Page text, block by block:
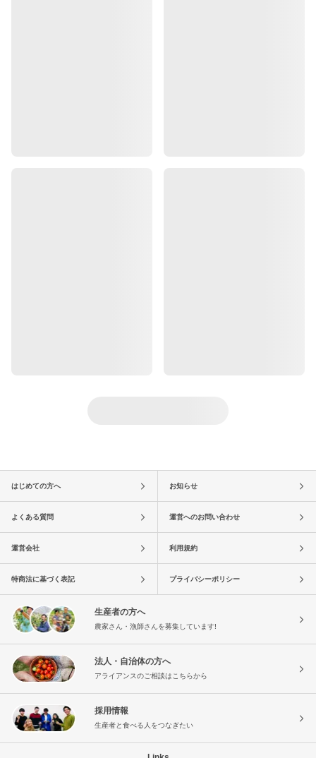
はじめての方へ お知らせ
よくある質問 運営へのお問い合わせ
運営会社 利用規約
特商法に基づく表記 プライバシーポリシー
生産者の方へ
農家さん・漁師さんを募集しています!
法人・自治体の方へ
アライアンスのご相談はこちらから
採用情報
生産者と食べる人をつなぎたい